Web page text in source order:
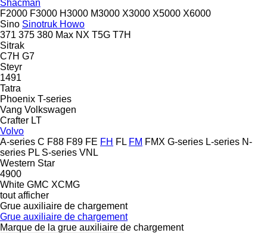
Shacman
F2000 F3000 H3000 M3000 X3000 X5000 X6000
Sino Sinotruk Howo
371 375 380 Max NX T5G T7H
Sitrak
C7H G7
Steyr
1491
Tatra
Phoenix T-series
Vang Volkswagen
Crafter LT
Volvo
A-series C F88 F89 FE FH FL FM FMX G-series L-series N-
series PL S-series VNL
Western Star
4900
White GMC XCMG
tout afficher
Grue auxiliaire de chargement
Grue auxiliaire de chargement
Marque de la grue auxiliaire de chargement